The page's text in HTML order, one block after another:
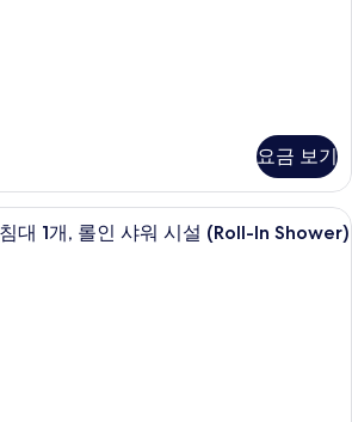
요금 보기
저자극성 침구, 오리/거위털 이불, 책
대 1개, 롤인 샤워 시설 (Roll-In Shower)